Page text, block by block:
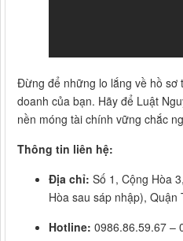
Đừng để những lo lắng về hồ sơ
doanh của bạn. Hãy để Luật
nền móng tài chính vững chắc
Thông tin liên hệ:
Địa chỉ: Số 1, Cộng Hòa
Hòa sau sáp nhập), Quận
Hotline: 0986.86.59.67 –